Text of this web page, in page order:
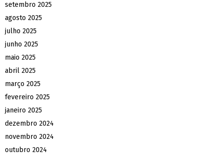
setembro 2025
agosto 2025
julho 2025
junho 2025
maio 2025
abril 2025
março 2025
fevereiro 2025
janeiro 2025
dezembro 2024
novembro 2024
outubro 2024